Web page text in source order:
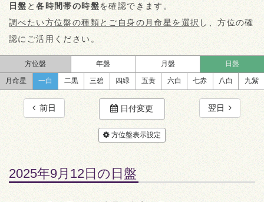
日盤 と各時間帯の時盤を確認できます。
調べたい方位盤の種類とご自身の月命星を選択 し、方位の確
認にご活用ください。
方位盤 年盤 月盤 日盤
月命星 一白 二黒 三碧 四緑 五黄 六白 七赤 八白 九紫
前日 日付変更 翌日
方位盤表示設定
2025年9月12日の日盤